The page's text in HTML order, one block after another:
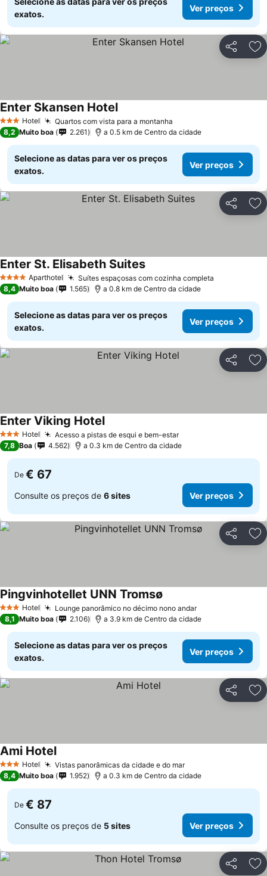
exatos.
Ver preços
Partilhar
3 EstrelasHotel Quartos com vista para a montanha
Enter Skansen Hotel
8,2 Muito boa 2.261 a 0.5 km de Centro da cidade
Selecione as datas para ver os preços
exatos.
Ver preços
Partilhar
4 EstrelasAparthotel Suítes espaçosas com cozinha completa
Enter St. Elisabeth Suites
8,4 Muito boa 1.565 a 0.8 km de Centro da cidade
Selecione as datas para ver os preços
exatos.
Ver preços
Partilhar
3 EstrelasHotel Acesso a pistas de esqui e bem-estar
Enter Viking Hotel
7,8 Boa 4.562 a 0.3 km de Centro da cidade
De € 67
Consulte os preços de 6 sites Ver preços
Partilhar
3 EstrelasHotel Lounge panorâmico no décimo nono andar
Pingvinhotellet UNN Tromsø
8,1 Muito boa 2.106 a 3.9 km de Centro da cidade
Selecione as datas para ver os preços
exatos.
Ver preços
Partilhar
3 EstrelasHotel Vistas panorâmicas da cidade e do mar
Ami Hotel
8,4 Muito boa 1.952 a 0.3 km de Centro da cidade
De € 87
Consulte os preços de 5 sites Ver preços
Partilhar